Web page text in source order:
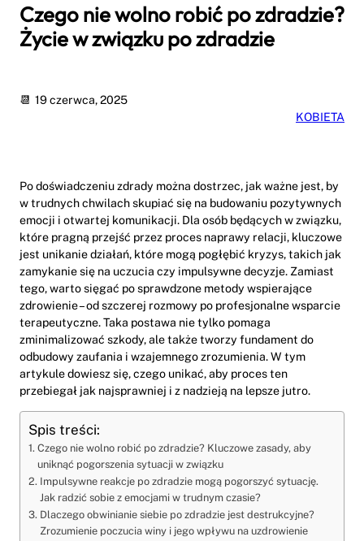
Czego nie wolno robić po zdradzie?
Życie w związku po zdradzie
19 czerwca, 2025
KOBIETA
Po doświadczeniu zdrady można dostrzec, jak ważne jest, by
w trudnych chwilach skupiać się na budowaniu pozytywnych
emocji i otwartej komunikacji. Dla osób będących w związku,
które pragną przejść przez proces naprawy relacji, kluczowe
jest unikanie działań, które mogą pogłębić kryzys, takich jak
zamykanie się na uczucia czy impulsywne decyzje. Zamiast
tego, warto sięgać po sprawdzone metody wspierające
zdrowienie – od szczerej rozmowy po profesjonalne wsparcie
terapeutyczne. Taka postawa nie tylko pomaga
zminimalizować szkody, ale także tworzy fundament do
odbudowy zaufania i wzajemnego zrozumienia. W tym
artykule dowiesz się, czego unikać, aby proces ten
przebiegał jak najsprawniej i z nadzieją na lepsze jutro.
Spis treści:
Czego nie wolno robić po zdradzie? Kluczowe zasady, aby
uniknąć pogorszenia sytuacji w związku
Impulsywne reakcje po zdradzie mogą pogorszyć sytuację.
Jak radzić sobie z emocjami w trudnym czasie?
Dlaczego obwinianie siebie po zdradzie jest destrukcyjne?
Zrozumienie poczucia winy i jego wpływu na uzdrowienie